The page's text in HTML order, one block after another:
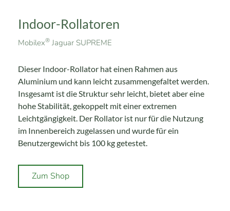
Indoor-Rollatoren
Mobilex® Jaguar SUPREME
Dieser Indoor-Rollator hat einen Rahmen aus
Aluminium und kann leicht zusammengefaltet werden.
Insgesamt ist die Struktur sehr leicht, bietet aber eine
hohe Stabilität, gekoppelt mit einer extremen
Leichtgängigkeit. Der Rollator ist nur für die Nutzung
im Innenbereich zugelassen und wurde für ein
Benutzergewicht bis 100 kg getestet.
Zum Shop